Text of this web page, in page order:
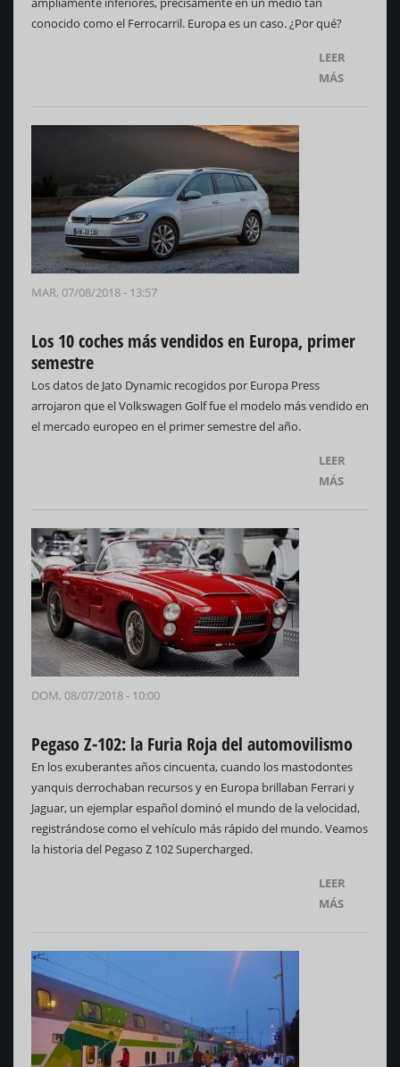
conocido como el Ferrocarril. Europa es un caso. ¿Por qué?
LEER
MÁS
MAR, 07/08/2018 - 13:57
Los 10 coches más vendidos en Europa, primer
semestre
Los datos de Jato Dynamic recogidos por Europa Press
arrojaron que el Volkswagen Golf fue el modelo más vendido en
el mercado europeo en el primer semestre del año.
LEER
MÁS
DOM, 08/07/2018 - 10:00
Pegaso Z-102: la Furia Roja del automovilismo
En los exuberantes años cincuenta, cuando los mastodontes
yanquis derrochaban recursos y en Europa brillaban Ferrari y
Jaguar, un ejemplar español dominó el mundo de la velocidad,
registrándose como el vehículo más rápido del mundo. Veamos
la historia del Pegaso Z 102 Supercharged.
LEER
MÁS